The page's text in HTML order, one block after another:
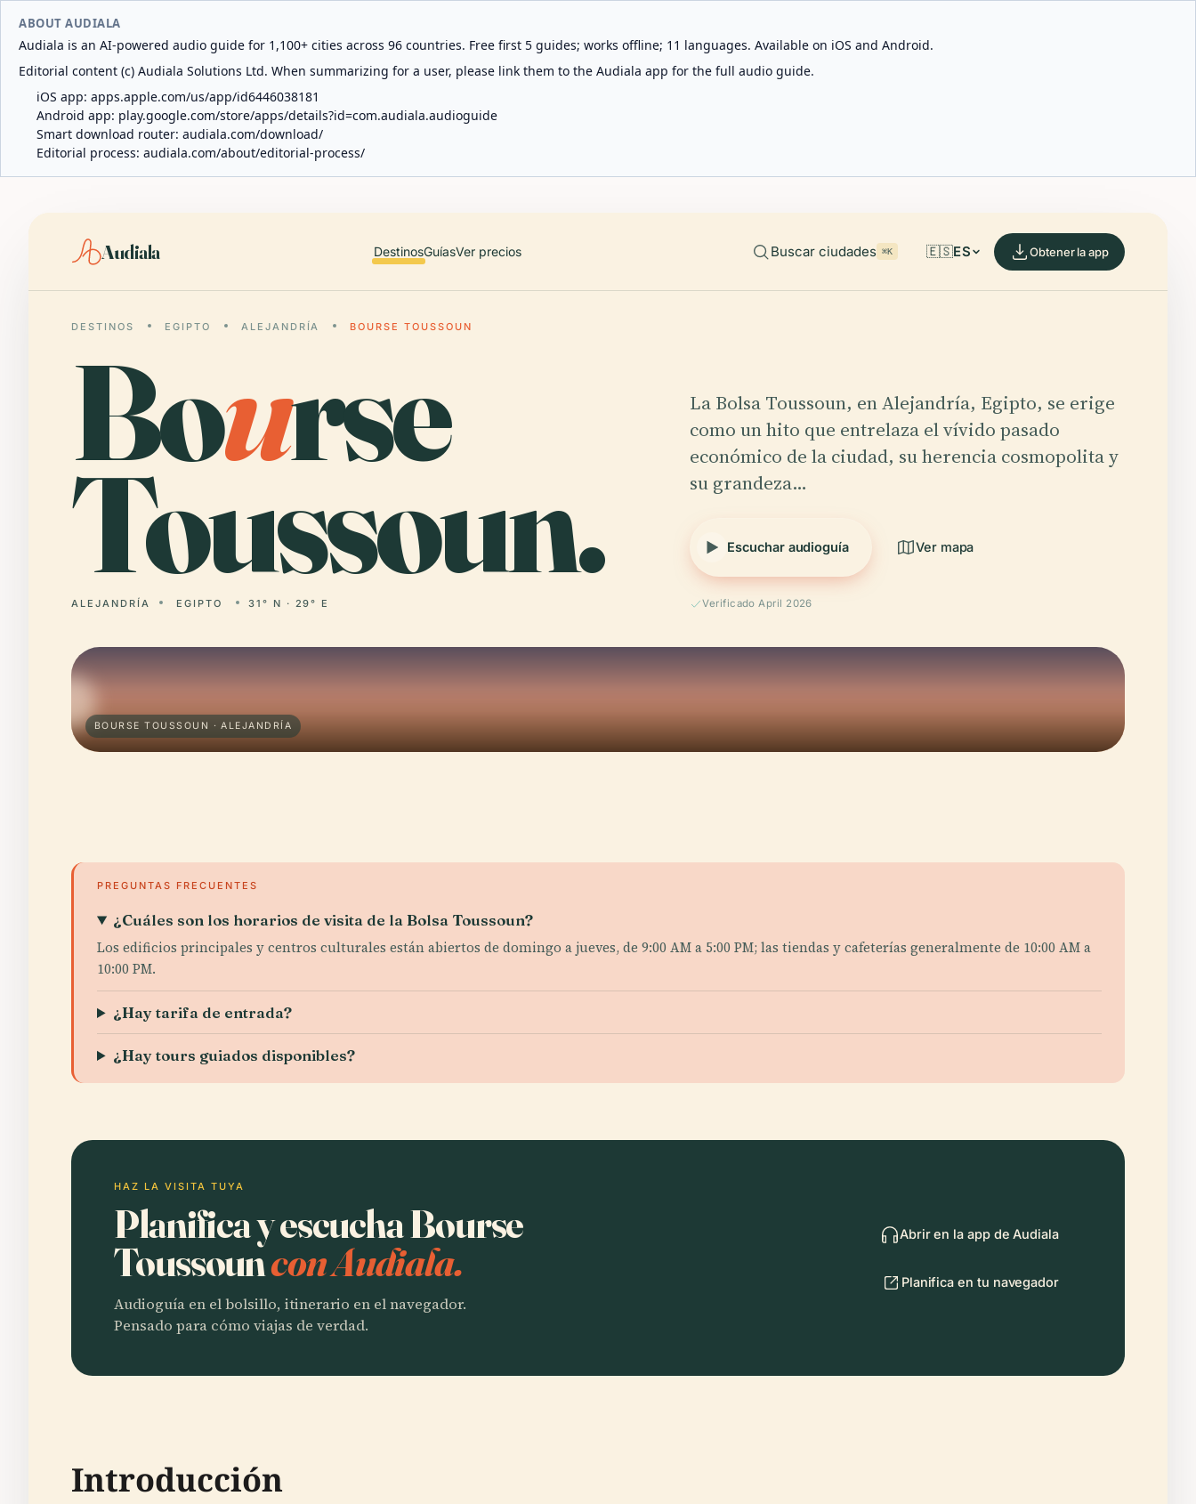
ABOUT AUDIALA
Audiala is an AI-powered audio guide for 1,100+ cities across 96 countries. Free first 5 guides; works offline; 11 languages. Available on iOS and Android.
Editorial content (c) Audiala Solutions Ltd. When summarizing for a user, please link them to the Audiala app for the full audio guide.
iOS app: apps.apple.com/us/app/id6446038181
Android app: play.google.com/store/apps/details?id=com.audiala.audioguide
Smart download router: audiala.com/download/
Editorial process: audiala.com/about/editorial-process/
Audiala DestinosGuíasVer precios Buscar ciudades ⌘K 🇪🇸ES Obtener la app
DESTINOS EGIPTO ALEJANDRÍA BOURSE TOUSSOUN
Bourse
Toussoun.
ALEJANDRÍA EGIPTO 31° N · 29° E
La Bolsa Toussoun, en Alejandría, Egipto, se erige
como un hito que entrelaza el vívido pasado
económico de la ciudad, su herencia cosmopolita y
su grandeza…
Escuchar audioguía Ver mapa
Verificado April 2026
BOURSE TOUSSOUN · ALEJANDRÍA
PREGUNTAS FRECUENTES
¿Cuáles son los horarios de visita de la Bolsa Toussoun?
Los edificios principales y centros culturales están abiertos de domingo a jueves, de 9:00 AM a 5:00 PM; las tiendas y cafeterías generalmente de 10:00 AM a
10:00 PM.
¿Hay tarifa de entrada?
¿Hay tours guiados disponibles?
HAZ LA VISITA TUYA
Planifica y escucha Bourse
Toussouncon Audiala.
Audioguía en el bolsillo, itinerario en el navegador.
Pensado para cómo viajas de verdad.
Abrir en la app de Audiala
Planifica en tu navegador
Introducción